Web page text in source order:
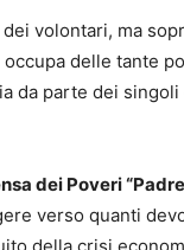
volontari, ma
delle tante
da parte dei
dei Poveri
verso quanti